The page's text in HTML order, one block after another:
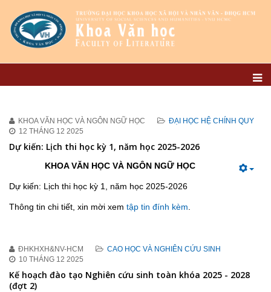
KHOA VĂN HỌC VÀ NGÔN NGỮ HỌC
ĐẠI HỌC HỆ CHÍNH QUY
12 THÁNG 12 2025
Dự kiến: Lịch thi học kỳ 1, năm học 2025-2026
KHOA VĂN HỌC VÀ NGÔN NGỮ HỌC
Dự kiến: Lịch thi học kỳ 1, năm học 2025-2026
Thông tin chi tiết, xin mời xem tập tin đính kèm
ĐHKHXH&NV-HCM
CAO HỌC VÀ NGHIÊN CỨU SINH
10 THÁNG 12 2025
Kế hoạch đào tạo Nghiên cứu sinh toàn khóa 2025 - 2028
(đợt 2)